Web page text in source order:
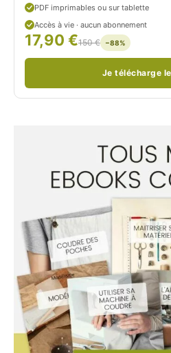
/
PDF imprimables ou sur tablette
Accès à vie · aucun abonnement
17,90 €150 € −88%
Je télécharge